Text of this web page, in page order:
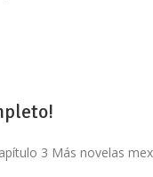
3 Más novelas